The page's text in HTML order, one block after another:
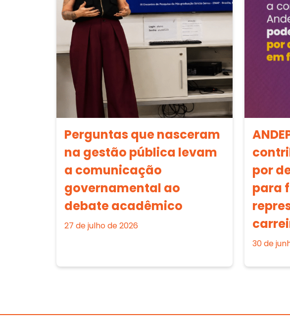
Perguntas que nasceram
na gestão pública levam
a comunicação
governamental ao
debate acadêmico
27 de julho de 2026
por
para
30 de